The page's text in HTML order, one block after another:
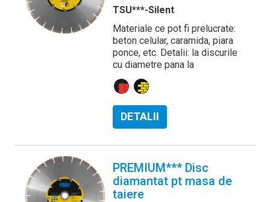
TSU***-Silent
Materiale ce pot fi prelucrate:
beton celular, caramida, piara
ponce, etc. Detalii: la discurile
cu diametre pana la
DETALII
PREMIUM*** Disc
diamantat pt masa de
taiere